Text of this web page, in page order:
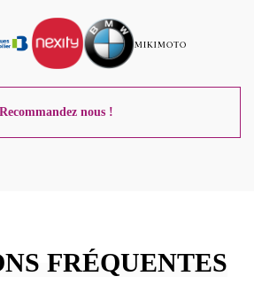
Recommandez nous !
FRÉQUENTES